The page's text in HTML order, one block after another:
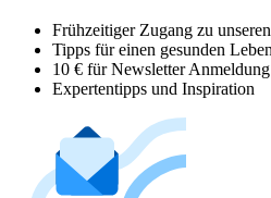
Frühzeitiger Zugang zu
Tipps für einen gesunden
10 € für Newsletter Anmeldung
Expertentipps und Inspiration